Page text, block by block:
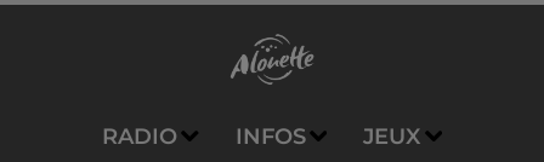
RADIO INFOS JEUX